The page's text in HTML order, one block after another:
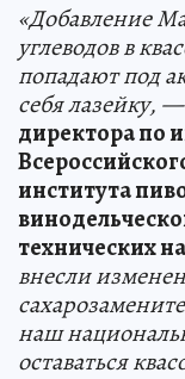
«Добавление
углеводов в
попадают под
себя лазейку, —
директора по
института
технических
внесли
наш
оставаться